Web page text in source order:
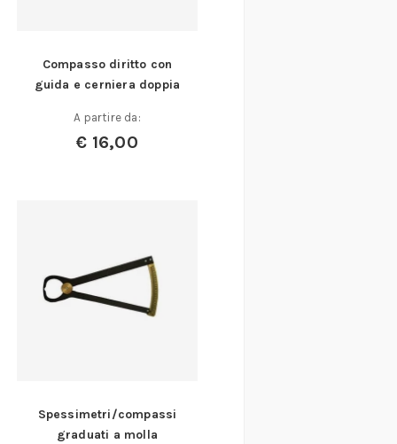
Compasso diritto con
guida e cerniera doppia
A partire da:
€ 16,00
Spessimetri/compassi
graduati a molla